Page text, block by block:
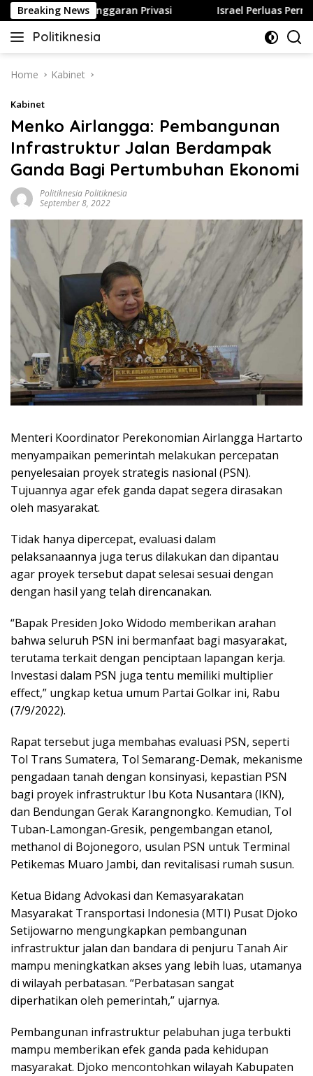
Skip
to
content
Breaking News
Pelanggaran Privasi Israel Perluas
Politiknesia
Politiknesia.com
Home Kabinet
Kabinet
Menko Airlangga: Pembangunan
Infrastruktur Jalan Berdampak
Ganda Bagi Pertumbuhan Ekonomi
Politiknesia Politiknesia
September 8, 2022
Menteri Koordinator Perekonomian Airlangga Hartarto
menyampaikan pemerintah melakukan percepatan
penyelesaian proyek strategis nasional (PSN).
Tujuannya agar efek ganda dapat segera dirasakan
oleh masyarakat.
Tidak hanya dipercepat, evaluasi dalam
pelaksanaannya juga terus dilakukan dan dipantau
agar proyek tersebut dapat selesai sesuai dengan
dengan hasil yang telah direncanakan.
“Bapak Presiden Joko Widodo memberikan arahan
bahwa seluruh PSN ini bermanfaat bagi masyarakat,
terutama terkait dengan penciptaan lapangan kerja.
Investasi dalam PSN juga tentu memiliki multiplier
effect,” ungkap ketua umum Partai Golkar ini, Rabu
(7/9/2022).
Rapat tersebut juga membahas evaluasi PSN, seperti
Tol Trans Sumatera, Tol Semarang-Demak, mekanisme
pengadaan tanah dengan konsinyasi, kepastian PSN
bagi proyek infrastruktur Ibu Kota Nusantara (IKN),
dan Bendungan Gerak Karangnongko. Kemudian, Tol
Tuban-Lamongan-Gresik, pengembangan etanol,
methanol di Bojonegoro, usulan PSN untuk Terminal
Petikemas Muaro Jambi, dan revitalisasi rumah susun.
Ketua Bidang Advokasi dan Kemasyarakatan
Masyarakat Transportasi Indonesia (MTI) Pusat Djoko
Setijowarno mengungkapkan pembangunan
infrastruktur jalan dan bandara di penjuru Tanah Air
mampu meningkatkan akses yang lebih luas, utamanya
di wilayah perbatasan. “Perbatasan sangat
diperhatikan oleh pemerintah,” ujarnya.
Pembangunan infrastruktur pelabuhan juga terbukti
mampu memberikan efek ganda pada kehidupan
masyarakat. Djoko mencontohkan wilayah Kabupaten